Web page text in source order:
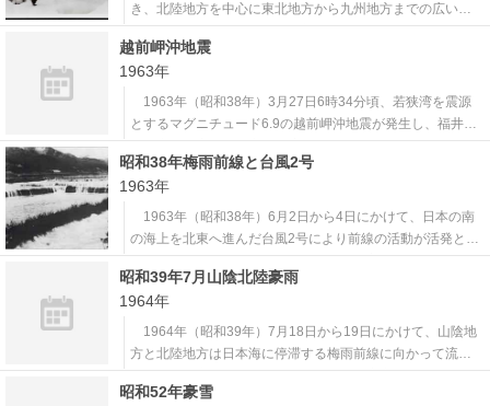
き、北陸地方を中心に東北地方から九州地方までの広い範
囲で大雪となった。特に平野部では記録的な大雪となり、
最深積雪は福井市で213cm、富山市で186cm、金沢市で18
1cmを観測した。また、九州でも大分県日田市で39cm、鹿
児島県阿久根市で38
越前岬沖地震
1963年
1963年（昭和38年）3月27日6時34分頃、若狭湾を震源
とするマグニチュード6.9の越前岬沖地震が発生し、福井県
敦賀市と兵庫県豊岡市で震度5を観測したほか、関東甲信地
方から九州北部地方までの広い範囲で揺れを感じた。最大
の余震は同日15時49分頃に発生したマグニチュード5.2の
地震で、福井県敦賀
昭和38年梅雨前線と台風2号
1963年
1963年（昭和38年）6月2日から4日にかけて、日本の南
の海上を北東へ進んだ台風2号により前線の活動が活発とな
り、各地で大雨となった。 このうち、富山県では小矢部
川が破堤し、2人が死亡、1,000棟以上が浸水した。また、
兵庫県では南部を中心に局地的に1時間に40mmを超える激
しい雨が降り、加古川
昭和39年7月山陰北陸豪雨
1964年
1964年（昭和39年）7月18日から19日にかけて、山陰地
方と北陸地方は日本海に停滞する梅雨前線に向かって流れ
込む湿った空気の影響で大気の状態が不安定となり、島根
県松江市と石川県金沢市で12時間雨量が200mmを超えるな
昭和52年豪雪